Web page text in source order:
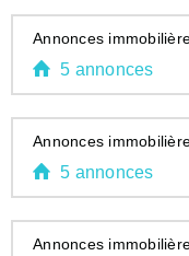
Annonces
5 annonces
Annonces
5 annonces
Annonces